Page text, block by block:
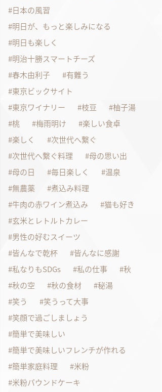
日本の風習
明日が、もっと楽しみになる
明日も楽しく
明治十勝スマートチーズ
春木由利子
有難う
東京ビックサイト
東京ワイナリー
枝豆
柚子湯
桃
梅雨明け
楽しい食卓
楽しく
次世代へ繋ぐ
次世代へ繋ぐ料理
母の思い出
母の日
毎日楽しく
温泉
無農薬
煮込み料理
牛肉の赤ワイン煮込み
猫も好き
玄米とレトルトカレー
男性の好むスイーツ
皆んなで乾杯
皆んなに感謝
私なりもSDGs
私の仕事
秋
秋の空
秋の食材
秘湯
笑う
笑うって大事
笑顔で過ごしましょう
簡単で美味しい
簡単で美味しいフレンチが作れる
簡単家庭料理
米粉
米粉パウンドケーキ